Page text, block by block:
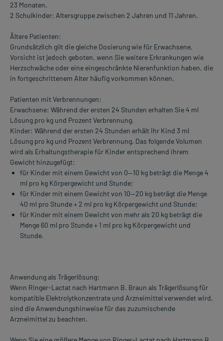
23 Monaten.
2 Schulkinder: Altersgruppe zwischen 2 Jahren und 11 Jahren.
Ältere Patienten:
Grundsätzlich gilt die gleiche Dosierung wie für Erwachsene,
Vorsicht ist jedoch geboten, wenn Sie weitere Erkrankungen wie
Herzschwäche oder eine eingeschränkte Nierenfunktion haben, die
in fortgeschrittenem Alter häufig vorkommen können.
Patienten mit Verbrennungen:
Erwachsene: Während der ersten 24 Stunden erhalten Sie 4 ml
Lösung pro kg und Prozent Verbrennung.
Kinder: Während der ersten 24 Stunden erhält Ihr Kind 3 ml
Lösung pro kg und Prozent Verbrennung. Das folgende Volumen
wird als Erhaltungstherapie für Kinder entsprechend ihrem
Gewicht hinzugefügt:
für Kinder mit einem Gewicht von 0—10 kg beträgt die Menge 4
ml pro kg Körpergewicht und Stunde;
für Kinder mit einem Gewicht von 10—20 kg beträgt die Menge
40 ml pro Stunde + 2 ml pro kg Körpergewicht und Stunde;
für Kinder mit einem Gewicht von mehr als 20 kg beträgt die
Menge 60 ml pro Stunde + 1 ml pro kg Körpergewicht und
Stunde.
Anwendung als Trägerlösung:
Wenn Ringer-Lactat nach Hartmann B. Braun als Trägerlösung für
kompatible Elektrolytkonzentrate und Arzneimittel verwendet wird,
sind die Anwendungshinweise für das zuzumischende
Arzneimittel zu beachten.